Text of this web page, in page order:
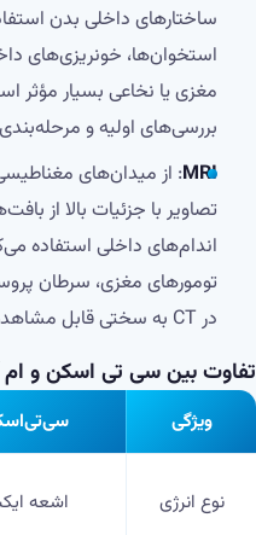
ساختارهای داخلی بدن
استخوان‌ها، خونریزی‌های
بررسی‌های اولیه و
MRI: از میدان‌های
تصاویر با جزئیات بالا از
تومورهای مغزی، سرطان
در CT به سختی قابل مشاهده هستند، برتری دارد.
تفاوت بین سی تی اسکن و
ویژگی
نوع انرژی اشعه